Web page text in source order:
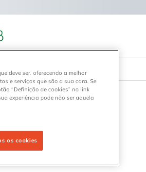
deve ser, oferecendo a melhor
e serviços que são a sua cara. Se
“Definição de cookies” no link
experiência pode não ser aquela
os cookies